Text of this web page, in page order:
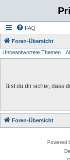
FAQ
Foren-Übersicht
Unbeantwortete Themen
Bist du dir sicher, dass
Foren-Übersicht
Powered